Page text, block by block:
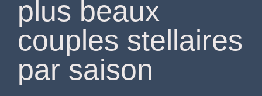
plus beaux
couples stellaires
par saison